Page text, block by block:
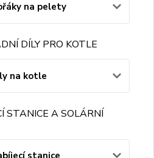
na pelety
DÍLY PRO KOTLE
na kotle
STANICE A SOLÁRNÍ
stanice